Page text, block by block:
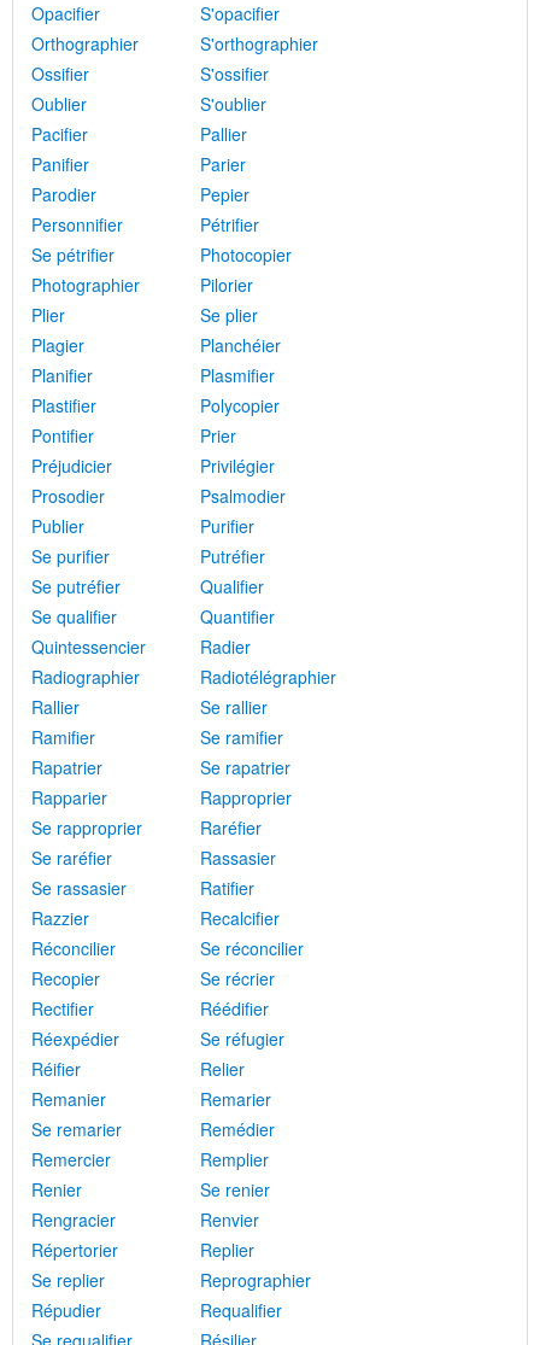
Opacifier
S'opacifier
Orthographier
S'orthographier
Ossifier
S'ossifier
Oublier
S'oublier
Pacifier
Pallier
Panifier
Parier
Parodier
Pepier
Personnifier
Pétrifier
Se pétrifier
Photocopier
Photographier
Pilorier
Plier
Se plier
Plagier
Planchéier
Planifier
Plasmifier
Plastifier
Polycopier
Pontifier
Prier
Préjudicier
Privilégier
Prosodier
Psalmodier
Publier
Purifier
Se purifier
Putréfier
Se putréfier
Qualifier
Se qualifier
Quantifier
Quintessencier
Radier
Radiographier
Radiotélégraphier
Rallier
Se rallier
Ramifier
Se ramifier
Rapatrier
Se rapatrier
Rapparier
Rapproprier
Se rapproprier
Raréfier
Se raréfier
Rassasier
Se rassasier
Ratifier
Razzier
Recalcifier
Réconcilier
Se réconcilier
Recopier
Se récrier
Rectifier
Réédifier
Réexpédier
Se réfugier
Réifier
Relier
Remanier
Remarier
Se remarier
Remédier
Remercier
Remplier
Renier
Se renier
Rengracier
Renvier
Répertorier
Replier
Se replier
Reprographier
Répudier
Requalifier
Se requalifier
Résilier